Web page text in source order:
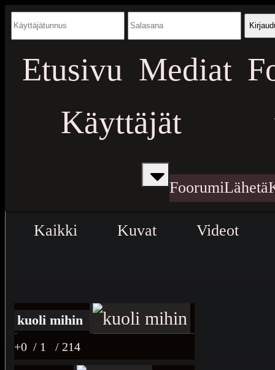
Etusivu Mediat
Käyttäjät
FoorumiLähetä
Kaikki Kuvat Videot
kuoli mihin
+0 / 1 / 214